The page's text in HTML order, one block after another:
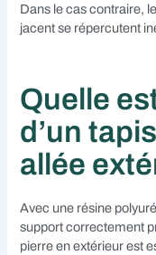
Dans le cas contraire,
jacent se répercutent
Quelle
d’un
allée
Avec une résine
support correctement
pierre en extérieur est